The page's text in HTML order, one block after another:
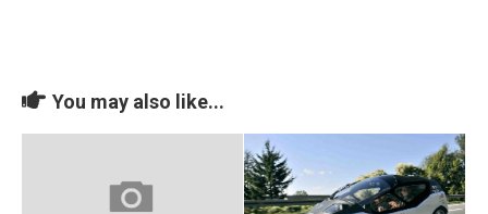
You may also like...